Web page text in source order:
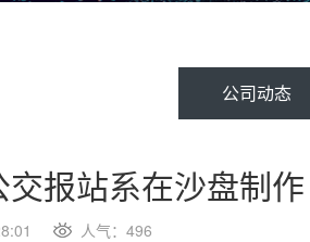
公司动态
报站系在沙盘制作
人气： 496